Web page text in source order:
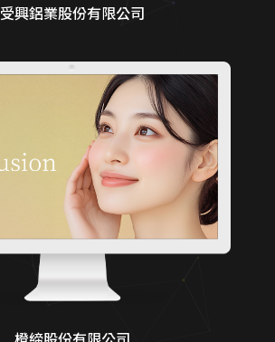
受興鋁業股份有限公司